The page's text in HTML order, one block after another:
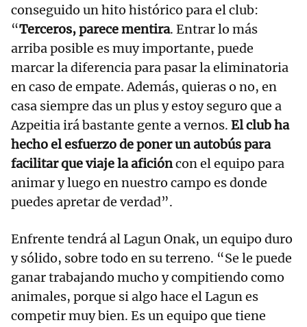
conseguido un hito histórico para el club:
“Terceros, parece mentira. Entrar lo más
arriba posible es muy importante, puede
marcar la diferencia para pasar la eliminatoria
en caso de empate. Además, quieras o no, en
casa siempre das un plus y estoy seguro que a
Azpeitia irá bastante gente a vernos. El club ha
hecho el esfuerzo de poner un autobús para
facilitar que viaje la aficióncon el equipo para
animar y luego en nuestro campo es donde
puedes apretar de verdad”.
Enfrente tendrá al Lagun Onak, un equipo duro
y sólido, sobre todo en su terreno. “Se le puede
ganar trabajando mucho y compitiendo como
animales, porque si algo hace el Lagun es
competir muy bien. Es un equipo que tiene